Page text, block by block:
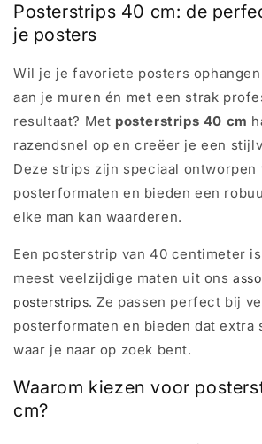
Posterstrips 40 cm: de
je posters
Wil je je favoriete posters
aan je muren én met een strak
resultaat? Met posterstrips 40 cm
razendsnel op en creëer je een
Deze strips zijn speciaal ontworpen
posterformaten en bieden een
elke man kan waarderen.
Een posterstrip van 40 centimeter
meest veelzijdige maten uit ons
posterstrips. Ze passen perfect bij
posterformaten en bieden dat extra
waar je naar op zoek bent.
Waarom kiezen voor
cm?